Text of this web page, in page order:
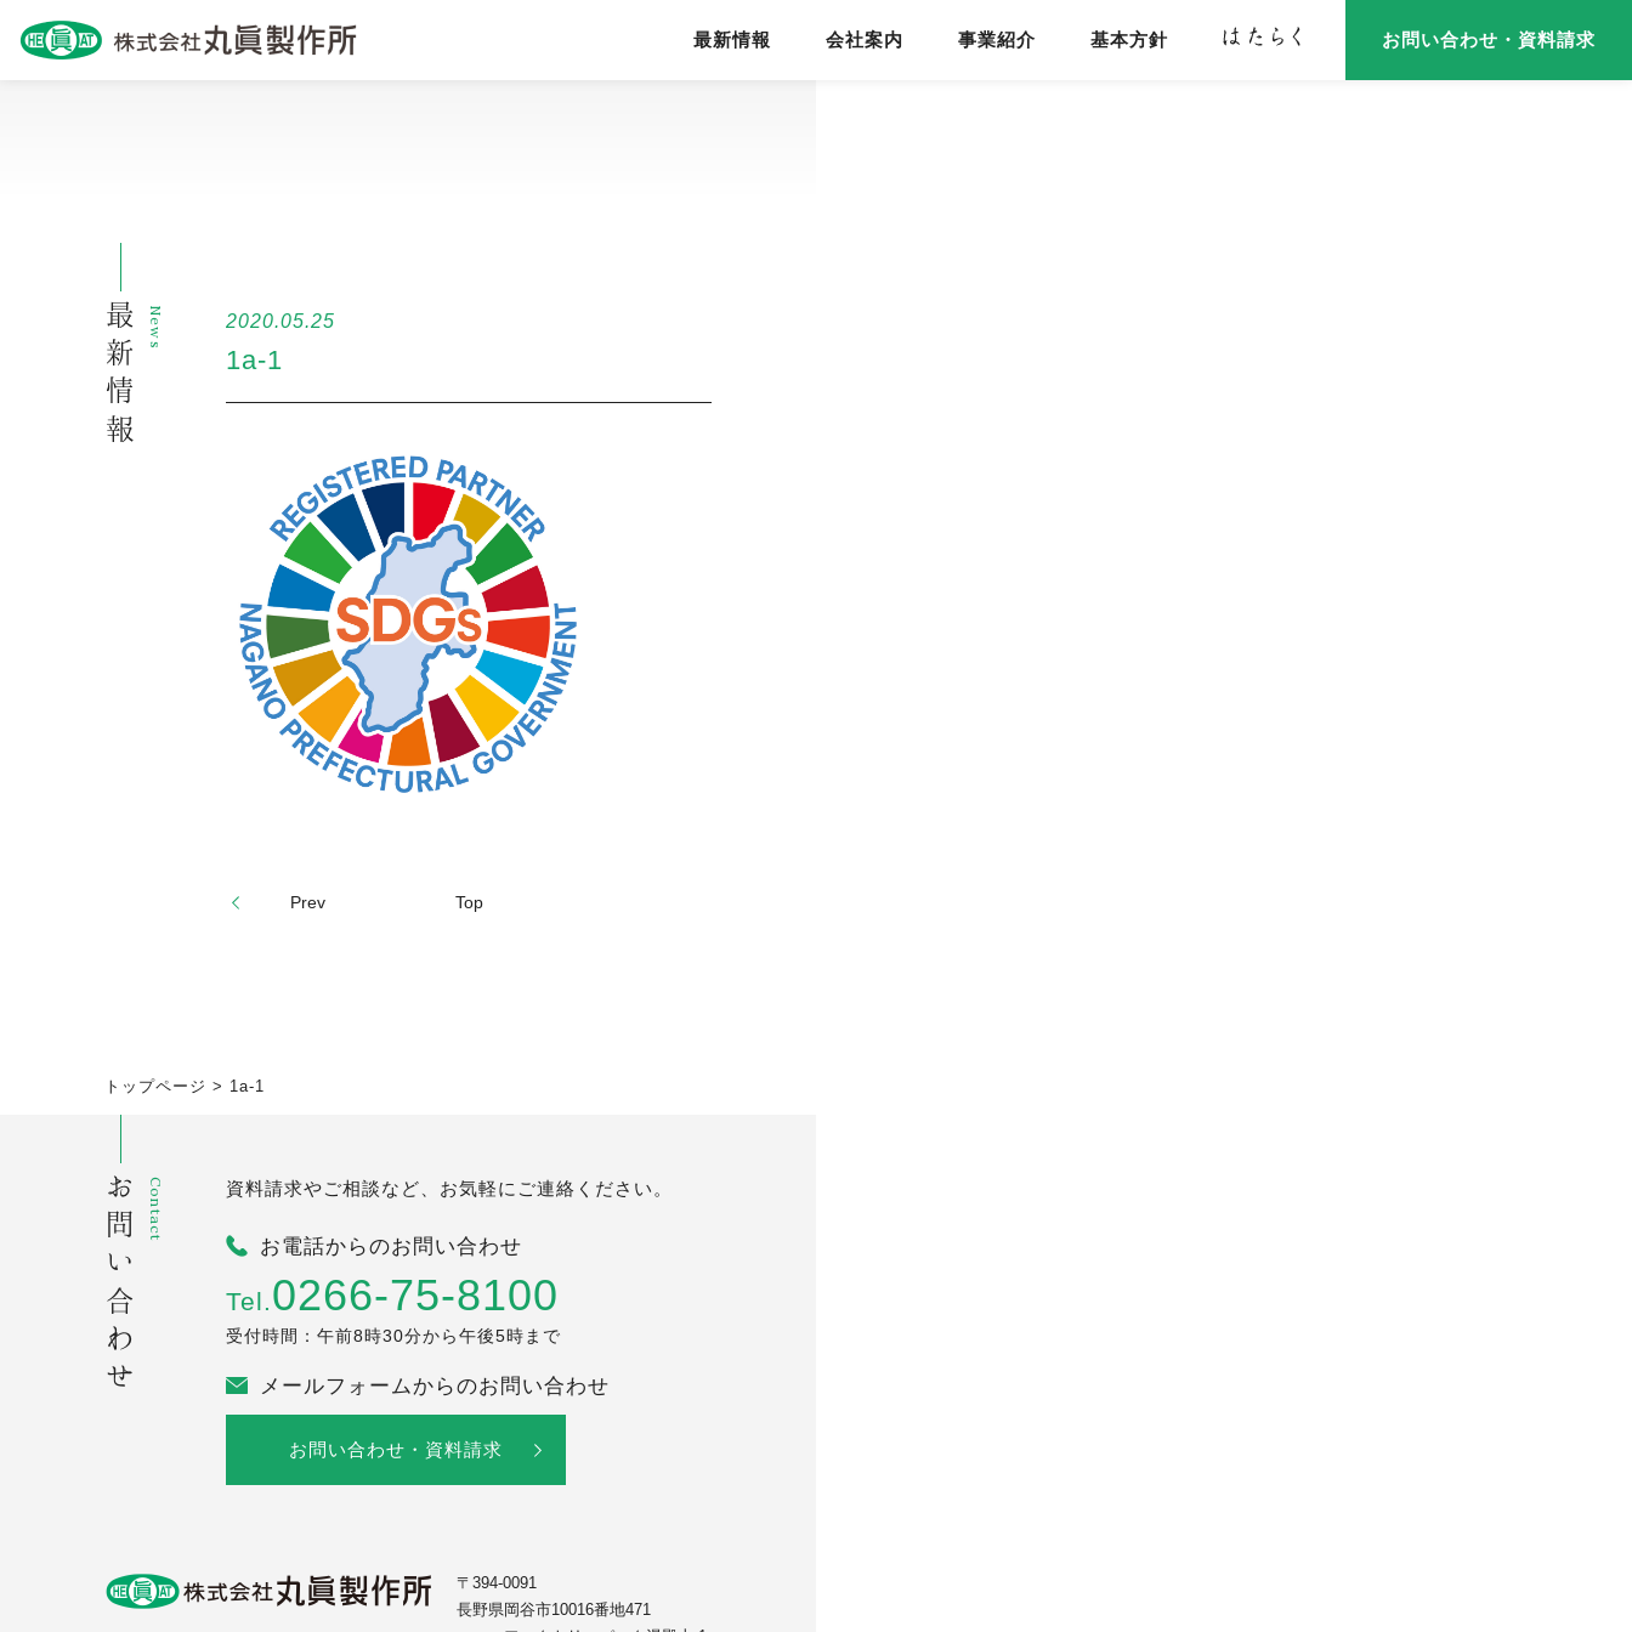
最新情報 会社案内 事業紹介 基本方針 お問い合わせ・資料請求
News
最新情報 2020.05.25
1a-1
Prev Top
トップページ > 1a-1
Contact
お問い合わせ 資料請求やご相談など、お気軽にご連絡ください。
お電話からのお問い合わせ
Tel.0266-75-8100
受付時間：午前8時30分から午後5時まで
メールフォームからのお問い合わせ
お問い合わせ・資料請求
〒394-0091
長野県岡谷市10016番地471